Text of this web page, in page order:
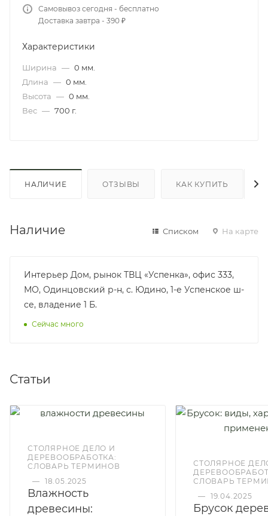
Самовывоз сегодня - бесплатно
Доставка завтра - 390 ₽
Характеристики
Ширина — 0 мм.
Длина — 0 мм.
Высота — 0 мм.
Вес — 700 г.
НАЛИЧИЕ ОТЗЫВЫ КАК КУПИТЬ
Наличие Списком На карте
Интерьер Дом, рынок ТВЦ «Успенка», офис 333,
МО, Одинцовский р-н, с. Юдино, 1-е Успенское ш-
се, владение 1 Б.
Сейчас много
Статьи
СТОЛЯРНОЕ ДЕЛО И
ДЕРЕВООБРАБОТКА:
СЛОВАРЬ ТЕРМИНОВ
— 18.05.2025
Влажность
древесины:
СТОЛЯРНОЕ
СЛОВАРЬ
— 19.04.2025
Брусок